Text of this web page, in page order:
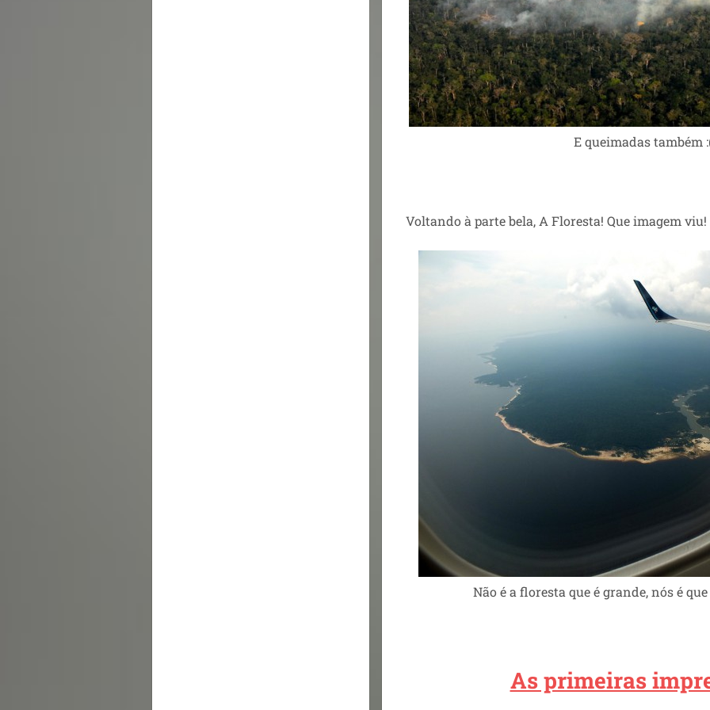
E queimadas também
Voltando à parte bela, A Floresta! Que imagem viu!
Não é a floresta que é grande, nós é
As primeiras